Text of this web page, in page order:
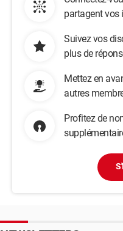
partagent vos
Suivez vos
plus de
Mettez en
autres
Profitez de